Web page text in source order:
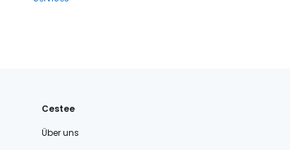
Cestee
Über uns